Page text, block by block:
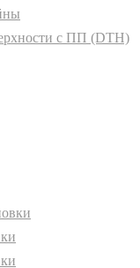
с ПП (DTH)